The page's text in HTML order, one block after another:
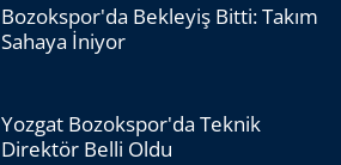
Bozokspor'da Bekleyiş Bitti: Takım
Sahaya İniyor
Yozgat Bozokspor'da Teknik
Direktör Belli Oldu